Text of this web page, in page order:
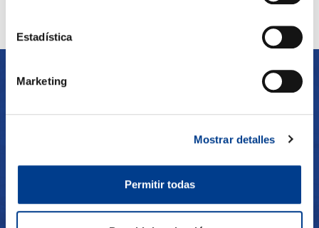
Estadística
Marketing
Mostrar detalles
Permitir todas
Ver más